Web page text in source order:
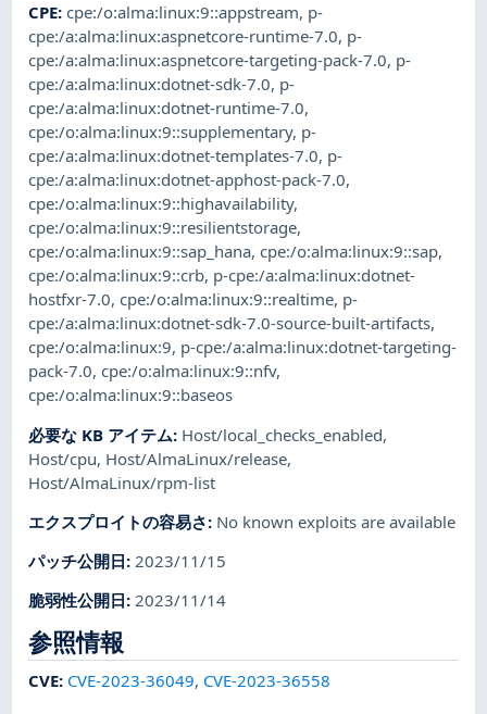
CPE:cpe:/o:alma:linux:9::appstream, p-
cpe:/a:alma:linux:aspnetcore-runtime-7.0, p-
cpe:/a:alma:linux:aspnetcore-targeting-pack-7.0, p-
cpe:/a:alma:linux:dotnet-sdk-7.0, p-
cpe:/a:alma:linux:dotnet-runtime-7.0,
cpe:/o:alma:linux:9::supplementary, p-
cpe:/a:alma:linux:dotnet-templates-7.0, p-
cpe:/a:alma:linux:dotnet-apphost-pack-7.0,
cpe:/o:alma:linux:9::highavailability,
cpe:/o:alma:linux:9::resilientstorage,
cpe:/o:alma:linux:9::sap_hana,cpe:/o:alma:linux:9::sap,
cpe:/o:alma:linux:9::crb, p-cpe:/a:alma:linux:dotnet-
hostfxr-7.0,cpe:/o:alma:linux:9::realtime, p-
cpe:/a:alma:linux:dotnet-sdk-7.0-source-built-artifacts,
cpe:/o:alma:linux:9, p-cpe:/a:alma:linux:dotnet-targeting-
pack-7.0,cpe:/o:alma:linux:9::nfv,
cpe:/o:alma:linux:9::baseos
必要な KB アイテム: Host/local_checks_enabled,
Host/cpu, Host/AlmaLinux/release,
Host/AlmaLinux/rpm-list
エクスプロイトの容易さ: No known exploits are available
パッチ公開日:2023/11/15
脆弱性公開日:2023/11/14
参照情報
CVE: CVE-2023-36049, CVE-2023-36558